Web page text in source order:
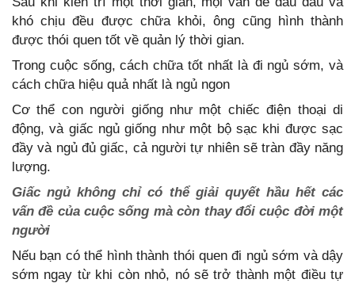
khó chịu đều được chữa khỏi, ông cũng hình thành
được thói quen tốt về quản lý thời gian.
Trong cuộc sống, cách chữa tốt nhất là đi ngủ sớm, và
cách chữa hiệu quả nhất là ngủ ngon
Cơ thể con người giống như một chiếc điện thoại di
động, và giấc ngủ giống như một bộ sạc khi được sạc
đầy và ngủ đủ giấc, cả người tự nhiên sẽ tràn đầy năng
lượng.
Giấc ngủ không chỉ có thể giải quyết hầu hết các
vấn đề của cuộc sống mà còn thay đổi cuộc đời một
người
Nếu bạn có thể hình thành thói quen đi ngủ sớm và dậy
sớm ngay từ khi còn nhỏ, nó sẽ trở thành một điều tự